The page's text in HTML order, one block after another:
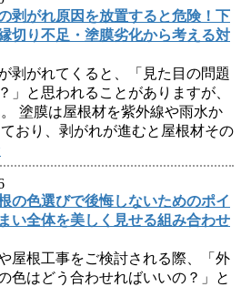
剥がれ原因を放置すると危険！下
切り不足・塗膜劣化から考える対
剥がれてくると、「見た目の問題
」と思われることがありますが、
塗膜は屋根材を紫外線や雨水か
おり、剥がれが進むと屋根材その
の色選びで後悔しないためのポイ
い全体を美しく見せる組み合わせ
屋根工事をご検討される際、「外
色はどう合わせればいいの？」と